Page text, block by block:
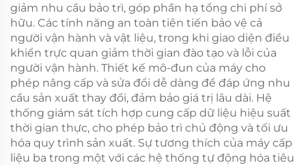
giảm nhu cầu bảo trì, góp phần hạ tổng chi phí sở
hữu. Các tính năng an toàn tiên tiến bảo vệ cả
người vận hành và vật liệu, trong khi giao diện điều
khiển trực quan giảm thời gian đào tạo và lỗi của
người vận hành. Thiết kế mô-đun của máy cho
phép nâng cấp và sửa đổi dễ dàng để đáp ứng nhu
cầu sản xuất thay đổi, đảm bảo giá trị lâu dài. Hệ
thống giám sát tích hợp cung cấp dữ liệu hiệu suất
thời gian thực, cho phép bảo trì chủ động và tối ưu
hóa quy trình sản xuất. Sự tương thích của máy cấp
liệu ba trong một với các hệ thống tự động hóa tiêu